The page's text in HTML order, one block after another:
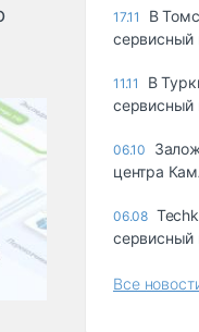
17.11
В
сервисный
11.11
В
06.10
центра
06.08
сервисный
Все